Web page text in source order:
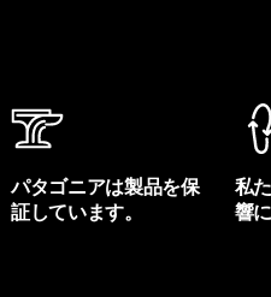
パタゴニアは製品を保
証しています。
私
響